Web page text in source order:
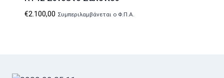
€2.100,00 Συμπεριλαμβάνεται ο Φ.Π.Α.